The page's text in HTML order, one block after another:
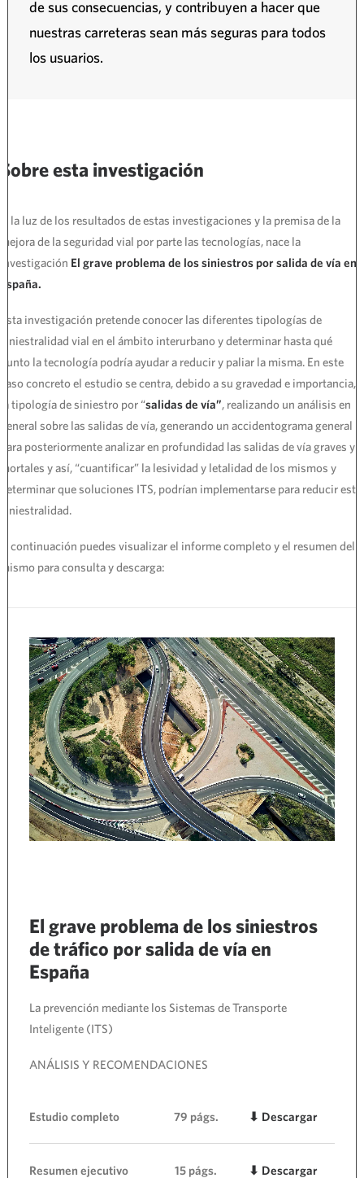
de sus consecuencias, y contribuyen a hacer que
nuestras carreteras sean más seguras para todos
los usuarios.
Sobre esta investigación
A la luz de los resultados de estas investigaciones y la premisa de la
mejora de la seguridad vial por parte las tecnologías, nace la
investigación El grave problema de los siniestros por salida de vía en
España.
Esta investigación pretende conocer las diferentes tipologías de
siniestralidad vial en el ámbito interurbano y determinar hasta qué
punto la tecnología podría ayudar a reducir y paliar la misma. En este
caso concreto el estudio se centra, debido a su gravedad e importancia, a
la tipología de siniestro por “salidas de vía”, realizando un análisis en
general sobre las salidas de vía, generando un accidentograma general
para posteriormente analizar en profundidad las salidas de vía graves y
mortales y así, “cuantificar” la lesividad y letalidad de los mismos y
determinar que soluciones ITS, podrían implementarse para reducir esta
siniestralidad.
A continuación puedes visualizar el informe completo y el resumen del
mismo para consulta y descarga:
El grave problema de los siniestros
de tráfico por salida de vía en
España
La prevención mediante los Sistemas de Transporte
Inteligente (ITS)
ANÁLISIS Y RECOMENDACIONES
Estudio completo 79 págs. ⬇ Descargar
Resumen ejecutivo 15 págs. ⬇ Descargar